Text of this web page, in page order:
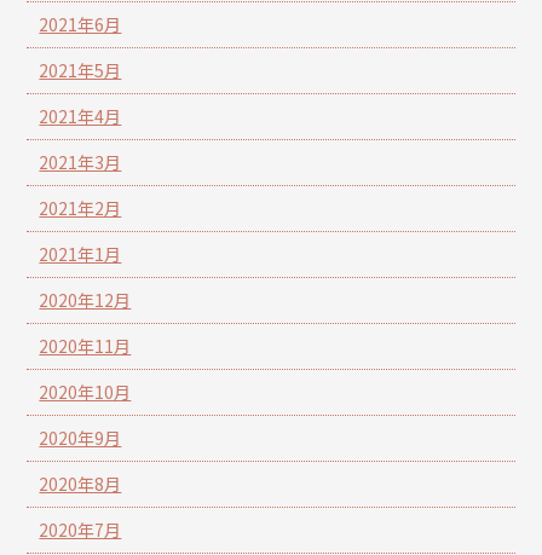
2021年6月
2021年5月
2021年4月
2021年3月
2021年2月
2021年1月
2020年12月
2020年11月
2020年10月
2020年9月
2020年8月
2020年7月